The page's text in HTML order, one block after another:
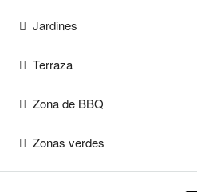
Jardines
Terraza
Zona de BBQ
Zonas verdes